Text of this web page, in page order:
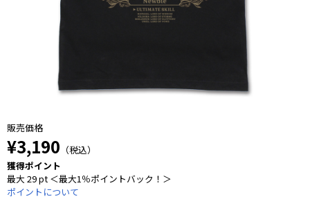
販売価格
¥3,190 （税込）
獲得ポイント
最大 29 pt ＜最大1％ポイントバック！＞
ポイントについて